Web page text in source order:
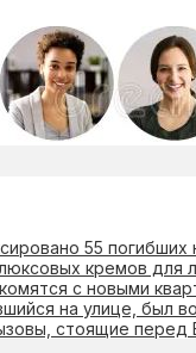
55
кремов для
с новыми
на улице, был
стоящие перед